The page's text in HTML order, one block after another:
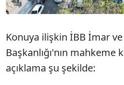
Konuya ilişkin İBB İmar
Başkanlığı'nın mahkeme
açıklama şu şekilde: